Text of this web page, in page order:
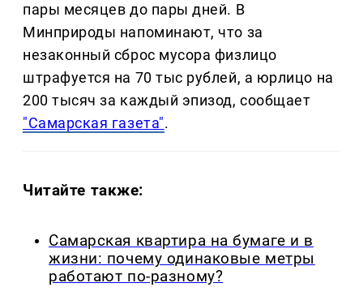
пары месяцев до пары дней. В
Минприроды напоминают, что за
незаконный сброс мусора физлицо
штрафуется на 70 тыс рублей, а юрлицо на
200 тысяч за каждый эпизод, сообщает
"Самарская газета".
Читайте также:
Самарская квартира на бумаге и в
жизни: почему одинаковые метры
работают по-разному?